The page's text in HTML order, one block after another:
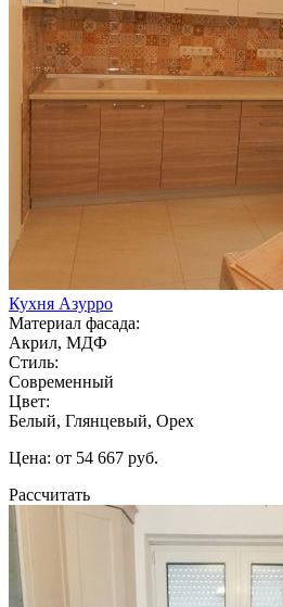
Кухня Азурро
Материал фасада:
Акрил, МДФ
Стиль:
Современный
Цвет:
Белый, Глянцевый, Орех
Цена: от 54 667 руб.
Рассчитать